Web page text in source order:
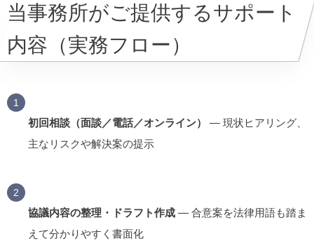
当事務所がご提供するサポート
内容（実務フロー）
初回相談（面談／電話／オンライン）
— 現状ヒアリング、
主なリスクや解決案の提示
協議内容の整理・ドラフト作成 — 合意案を法律用語も踏ま
えて分かりやすく書面化